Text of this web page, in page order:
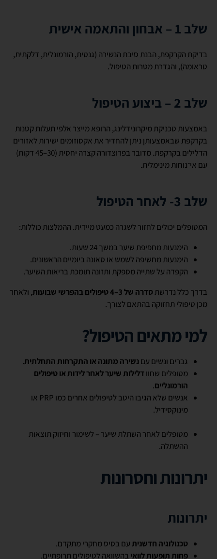
שלב 1 – אבחון והתאמה אישית
בדיקת הקרקפת, הבנת סיבת הנשירה (גנטית, הורמונלית, דלקתית,
טראומה), והגדרת מטרות הטיפול.
שלב 2 – ביצוע הטיפול
באמצעות טכניקת מיקרונידלינג, הרופא מייצר אלפי תעלות קטנות
בקרקפת שבאמצעותן ניתן להחדיר את אקסוזומים ישירות לאזורים
הדלילים בקרקפת. מדובר בפרוצדורה קצרה יחסית (30–45 דקות)
עם אי־נוחות מינימלית.
שלב 3- לאחר הטיפול
המטופלים יכולים לחזור לשגרה כמעט מיידית. ההמלצות כוללות:
הימנעות מחפיפת שיער במשך 24 שעות.
הימנעות מחשיפה לשמש או סאונה ביומיים הראשונים.
הקפדה על שתייה מספקת ותזונה תומכת בריאות השיער.
בדרך כלל נדרשתסדרה של 3–4 טיפולים בהפרשי שבועות
, ולאחר
מכן טיפולי תחזוקה בהתאם לצורך.
למי מתאים הטיפול?
גברים ונשים עםנשירה מתונה או התקרחות התחלתית.
מטופלים שחוודלילות שיער לאחר לידות או טיפולים
הורמונליים.
אנשים שלא הגיבו היטב לטיפולים אחרים כמו PRP או
מינוקסידיל.
מטופלים לאחר השתלת שיער – לשימור וחיזוק תוצאות
ההשתלה.
יתרונות וחסרונות
יתרונות
טכנולוגיה חדשניתעם בסיס מחקרי מתקדם.
פחות תופעות לוואי בהשוואה לטיפולים תרופתיים.